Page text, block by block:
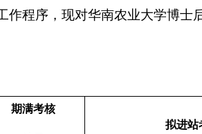
程序，现对华南农业大学博士
期满考核
拟进站